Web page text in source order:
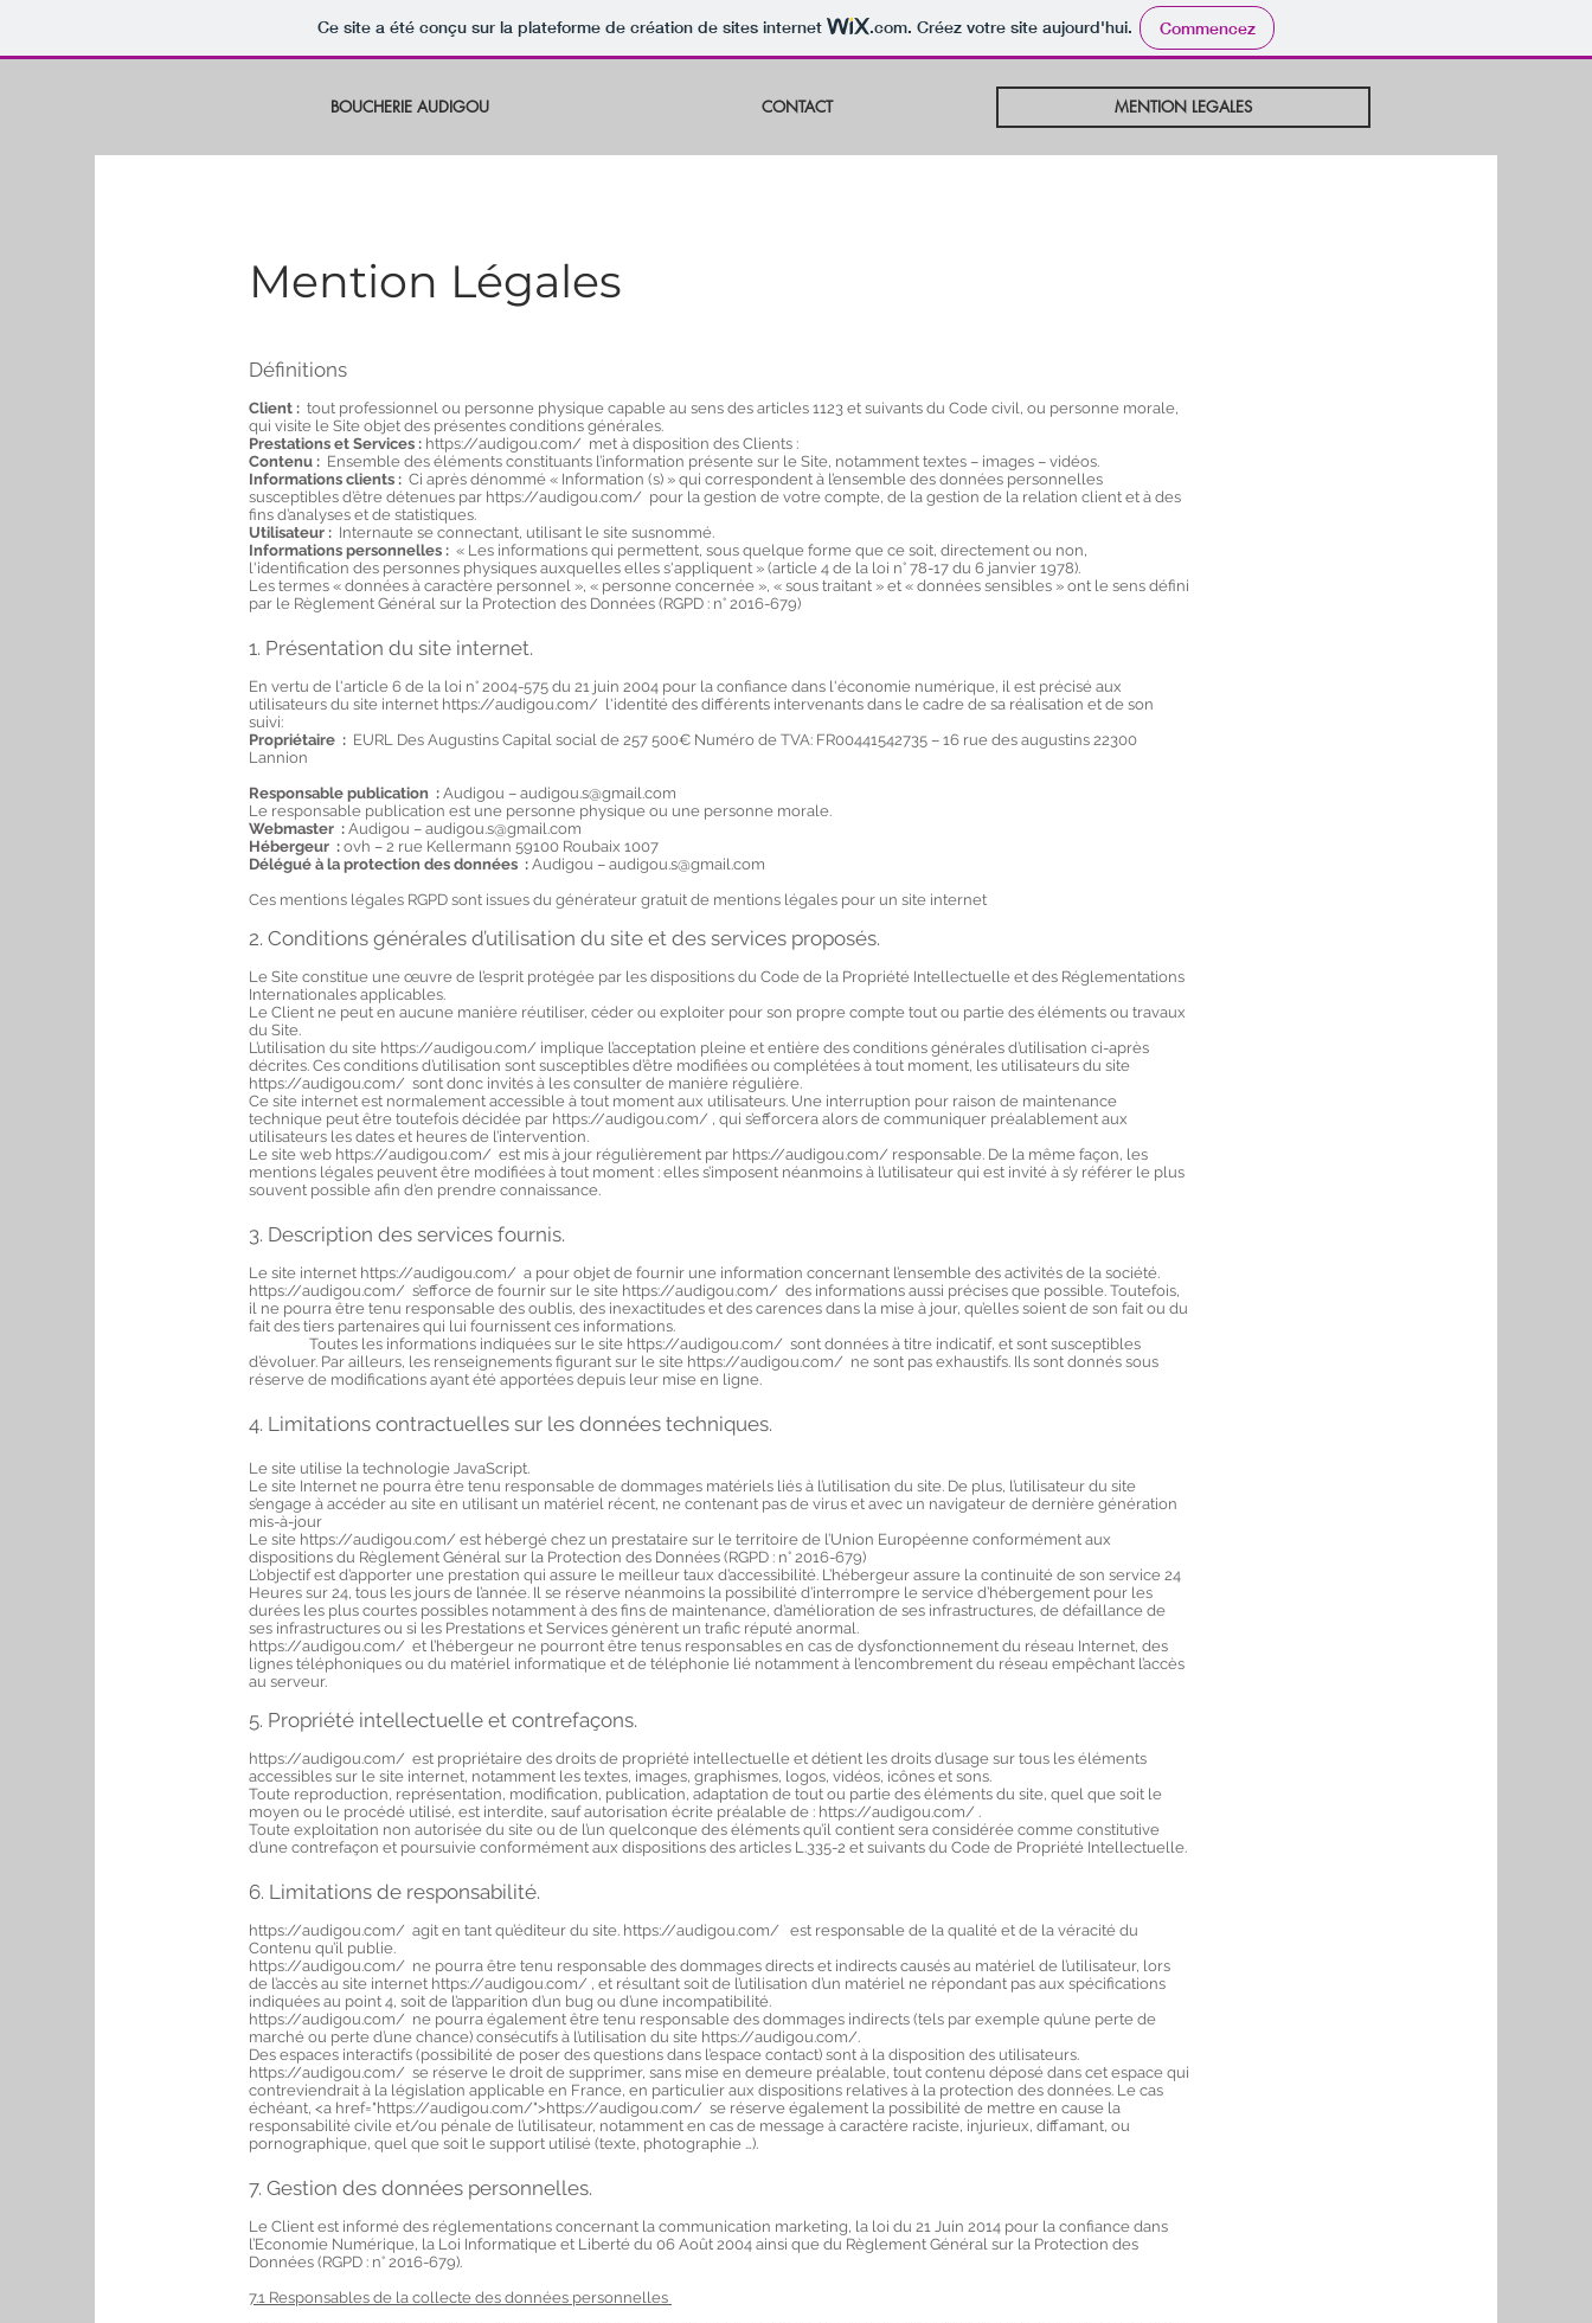
Ce site a été conçu sur la plateforme de création de sites internet .com. Créez votre site aujourd'hui. Commencez
BOUCHERIE AUDIGOU CONTACT MENTION LEGALES
Mention Légales
Définitions
Client : tout professionnel ou personne physique capable au sens des articles 1123 et suivants du Code civil, ou personne morale,
qui visite le Site objet des présentes conditions générales.
Prestations et Services : https://audigou.com/ met à disposition des Clients :
Contenu : Ensemble des éléments constituants l’information présente sur le Site, notamment textes – images – vidéos.
Informations clients : Ci après dénommé « Information (s) » qui correspondent à l’ensemble des données personnelles
susceptibles d’être détenues par https://audigou.com/ pour la gestion de votre compte, de la gestion de la relation client et à des
fins d’analyses et de statistiques.
Utilisateur : Internaute se connectant, utilisant le site susnommé.
Informations personnelles : « Les informations qui permettent, sous quelque forme que ce soit, directement ou non,
l'identification des personnes physiques auxquelles elles s'appliquent » (article 4 de la loi n° 78-17 du 6 janvier 1978).
Les termes « données à caractère personnel », « personne concernée », « sous traitant » et « données sensibles » ont le sens défini
par le Règlement Général sur la Protection des Données (RGPD : n° 2016-679)
1. Présentation du site internet.
En vertu de l'article 6 de la loi n° 2004-575 du 21 juin 2004 pour la confiance dans l'économie numérique, il est précisé aux
utilisateurs du site internet https://audigou.com/ l'identité des différents intervenants dans le cadre de sa réalisation et de son
suivi:
Propriétaire : EURL Des Augustins Capital social de 257 500€ Numéro de TVA: FR00441542735 – 16 rue des augustins 22300
Lannion
Responsable publication : Audigou – audigou.s@gmail.com
Le responsable publication est une personne physique ou une personne morale.
Webmaster : Audigou – audigou.s@gmail.com
Hébergeur : ovh – 2 rue Kellermann 59100 Roubaix 1007
Délégué à la protection des données : Audigou – audigou.s@gmail.com
Ces mentions légales RGPD sont issues du générateur gratuit de mentions légales pour un site internet
2. Conditions générales d’utilisation du site et des services proposés.
Le Site constitue une œuvre de l’esprit protégée par les dispositions du Code de la Propriété Intellectuelle et des Réglementations
Internationales applicables.
Le Client ne peut en aucune manière réutiliser, céder ou exploiter pour son propre compte tout ou partie des éléments ou travaux
du Site.
L’utilisation du site https://audigou.com/ implique l’acceptation pleine et entière des conditions générales d’utilisation ci-après
décrites. Ces conditions d’utilisation sont susceptibles d’être modifiées ou complétées à tout moment, les utilisateurs du site
https://audigou.com/ sont donc invités à les consulter de manière régulière.
Ce site internet est normalement accessible à tout moment aux utilisateurs. Une interruption pour raison de maintenance
technique peut être toutefois décidée par https://audigou.com/ , qui s’efforcera alors de communiquer préalablement aux
utilisateurs les dates et heures de l’intervention.
Le site web https://audigou.com/ est mis à jour régulièrement par https://audigou.com/ responsable. De la même façon, les
mentions légales peuvent être modifiées à tout moment : elles s’imposent néanmoins à l’utilisateur qui est invité à s’y référer le plus
souvent possible afin d’en prendre connaissance.
3. Description des services fournis.
Le site internet https://audigou.com/ a pour objet de fournir une information concernant l’ensemble des activités de la société.
https://audigou.com/ s’efforce de fournir sur le site https://audigou.com/ des informations aussi précises que possible. Toutefois,
il ne pourra être tenu responsable des oublis, des inexactitudes et des carences dans la mise à jour, qu’elles soient de son fait ou du
fait des tiers partenaires qui lui fournissent ces informations.
Toutes les informations indiquées sur le site https://audigou.com/ sont données à titre indicatif, et sont susceptibles
d’évoluer. Par ailleurs, les renseignements figurant sur le site https://audigou.com/ ne sont pas exhaustifs. Ils sont donnés sous
réserve de modifications ayant été apportées depuis leur mise en ligne.
4. Limitations contractuelles sur les données techniques.
Le site utilise la technologie JavaScript.
Le site Internet ne pourra être tenu responsable de dommages matériels liés à l’utilisation du site. De plus, l’utilisateur du site
s’engage à accéder au site en utilisant un matériel récent, ne contenant pas de virus et avec un navigateur de dernière génération
mis-à-jour
Le site https://audigou.com/ est hébergé chez un prestataire sur le territoire de l’Union Européenne conformément aux
dispositions du Règlement Général sur la Protection des Données (RGPD : n° 2016-679)
L’objectif est d’apporter une prestation qui assure le meilleur taux d’accessibilité. L’hébergeur assure la continuité de son service 24
Heures sur 24, tous les jours de l’année. Il se réserve néanmoins la possibilité d’interrompre le service d’hébergement pour les
durées les plus courtes possibles notamment à des fins de maintenance, d’amélioration de ses infrastructures, de défaillance de
ses infrastructures ou si les Prestations et Services génèrent un trafic réputé anormal.
https://audigou.com/ et l’hébergeur ne pourront être tenus responsables en cas de dysfonctionnement du réseau Internet, des
lignes téléphoniques ou du matériel informatique et de téléphonie lié notamment à l’encombrement du réseau empêchant l’accès
au serveur.
5. Propriété intellectuelle et contrefaçons.
https://audigou.com/ est propriétaire des droits de propriété intellectuelle et détient les droits d’usage sur tous les éléments
accessibles sur le site internet, notamment les textes, images, graphismes, logos, vidéos, icônes et sons.
Toute reproduction, représentation, modification, publication, adaptation de tout ou partie des éléments du site, quel que soit le
moyen ou le procédé utilisé, est interdite, sauf autorisation écrite préalable de : https://audigou.com/ .
Toute exploitation non autorisée du site ou de l’un quelconque des éléments qu’il contient sera considérée comme constitutive
d’une contrefaçon et poursuivie conformément aux dispositions des articles L.335-2 et suivants du Code de Propriété Intellectuelle.
6. Limitations de responsabilité.
https://audigou.com/ agit en tant qu’éditeur du site. https://audigou.com/ est responsable de la qualité et de la véracité du
Contenu qu’il publie.
https://audigou.com/ ne pourra être tenu responsable des dommages directs et indirects causés au matériel de l’utilisateur, lors
de l’accès au site internet https://audigou.com/ , et résultant soit de l’utilisation d’un matériel ne répondant pas aux spécifications
indiquées au point 4, soit de l’apparition d’un bug ou d’une incompatibilité.
https://audigou.com/ ne pourra également être tenu responsable des dommages indirects (tels par exemple qu’une perte de
marché ou perte d’une chance) consécutifs à l’utilisation du site https://audigou.com/.
Des espaces interactifs (possibilité de poser des questions dans l’espace contact) sont à la disposition des utilisateurs.
https://audigou.com/ se réserve le droit de supprimer, sans mise en demeure préalable, tout contenu déposé dans cet espace qui
contreviendrait à la législation applicable en France, en particulier aux dispositions relatives à la protection des données. Le cas
échéant, <a href="https://audigou.com/">https://audigou.com/ se réserve également la possibilité de mettre en cause la
responsabilité civile et/ou pénale de l’utilisateur, notamment en cas de message à caractère raciste, injurieux, diffamant, ou
pornographique, quel que soit le support utilisé (texte, photographie …).
7. Gestion des données personnelles.
Le Client est informé des réglementations concernant la communication marketing, la loi du 21 Juin 2014 pour la confiance dans
l’Economie Numérique, la Loi Informatique et Liberté du 06 Août 2004 ainsi que du Règlement Général sur la Protection des
Données (RGPD : n° 2016-679).
7.1 Responsables de la collecte des données personnelles